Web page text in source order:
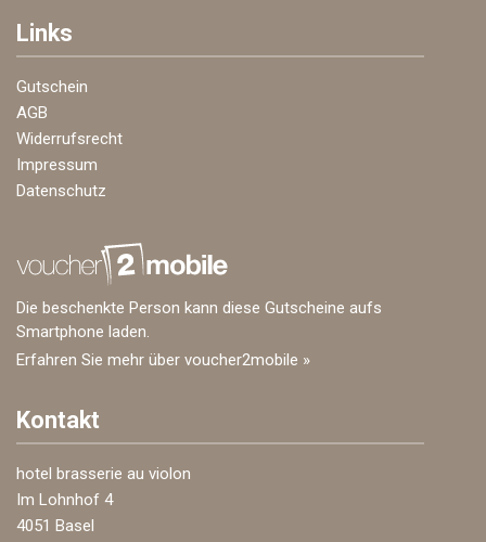
Links
Gutschein
AGB
Widerrufsrecht
Impressum
Datenschutz
Die beschenkte Person kann diese Gutscheine aufs
Smartphone laden.
Erfahren Sie mehr über voucher2mobile »
Kontakt
hotel brasserie au violon
Im Lohnhof 4
4051 Basel